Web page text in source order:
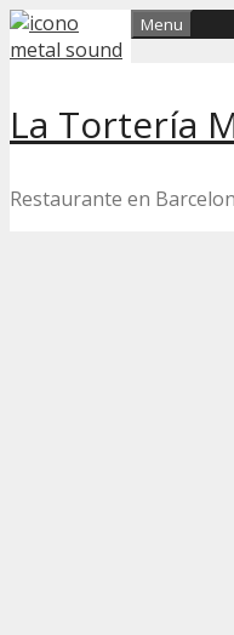
Skip
to
La Tortería
Restaurante en
Menu